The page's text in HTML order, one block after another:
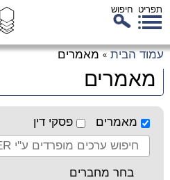
תפריט חיפוש
עמוד הבית » מאמרים
מאמרים
מאמרים פסקי דין
בחר מחברים